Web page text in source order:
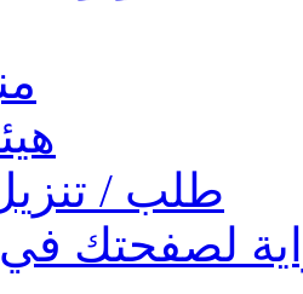
طلب /
لصفحتك في